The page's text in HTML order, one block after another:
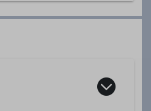
01512 2123732